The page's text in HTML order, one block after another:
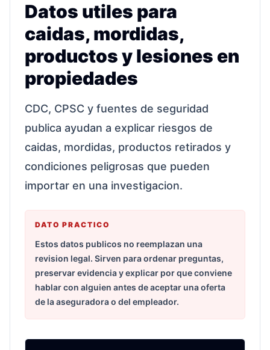
Datos utiles para
caidas, mordidas,
productos y lesiones en
propiedades
CDC, CPSC y fuentes de seguridad
publica ayudan a explicar riesgos de
caidas, mordidas, productos retirados y
condiciones peligrosas que pueden
importar en una investigacion.
DATO PRACTICO
Estos datos publicos no reemplazan una
revision legal. Sirven para ordenar preguntas,
preservar evidencia y explicar por que conviene
hablar con alguien antes de aceptar una oferta
de la aseguradora o del empleador.